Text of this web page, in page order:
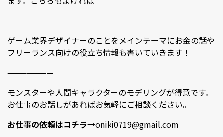
ゲーム業界デザイナーのことをメインテーマにお金の話や
フリーランス向けの役立ち情報も書いていきます！
———————
モンスターや人間キャラクターのモデリングが得意です。
お仕事のお話しがあればお気軽にご相談ください。
お仕事の依頼はコチラ→oniki0719@gmail.com